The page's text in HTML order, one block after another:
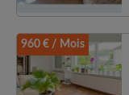
960 € / Mois